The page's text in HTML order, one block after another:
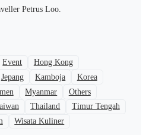
Petrus Loo.
Event
Hong Kong
Jepang Kamboja
Korea
Myanmar
Others
Thailand
Timur Tengah
Wisata Kuliner